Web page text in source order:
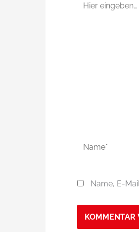
eingeben…
Name*
Name, E-